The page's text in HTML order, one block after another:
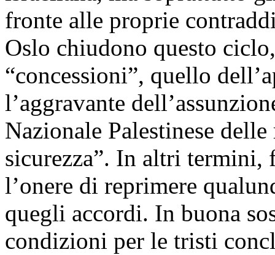
fronte alle proprie
Oslo chiudono questo
“concessioni”, quello
l’aggravante
Nazionale Palestinese
sicurezza”. In altri termini,
l’onere di reprimere
quegli accordi. In buona
condizioni per le tristi